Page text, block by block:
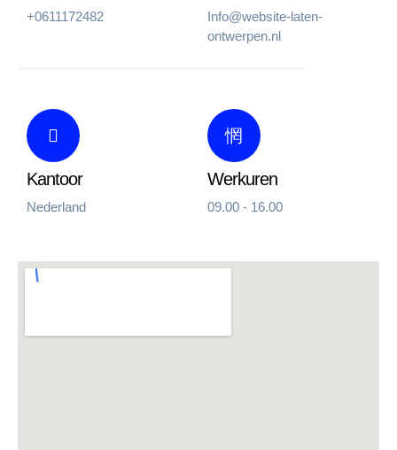
+0611172482
Info@website-laten-
ontwerpen.nl
Kantoor
Nederland
Werkuren
09.00 - 16.00